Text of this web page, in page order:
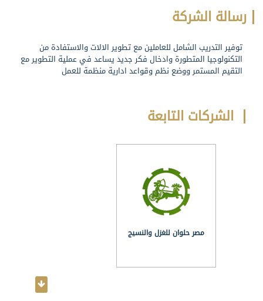
رسالة الشركة
توفير التدريب الشامل للعاملين مع تطوير الالات والاستفادة من
التكنولوجيا المتطورة وادخال فكر جديد يساعد في عملية التطوير مع
التقيم المستمر ووضع نظم وقواعد ادارية منظمة للعمل
الشركات التابعة
مصر حلوان للغزل والنسيج